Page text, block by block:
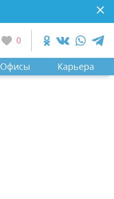
0
Офисы Карьера